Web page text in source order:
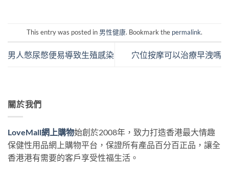
This entry was posted in 男性健康. Bookmark the permalink.
男人憋尿憋便易導致生殖感染 穴位按摩可以治療早洩嗎
關於我們
LoveMall網上購物始創於2008年，致力打造香港最大情趣
保健性用品網上購物平台，保證所有產品百分百正品，讓全
香港港有需要的客戶享受性福生活。